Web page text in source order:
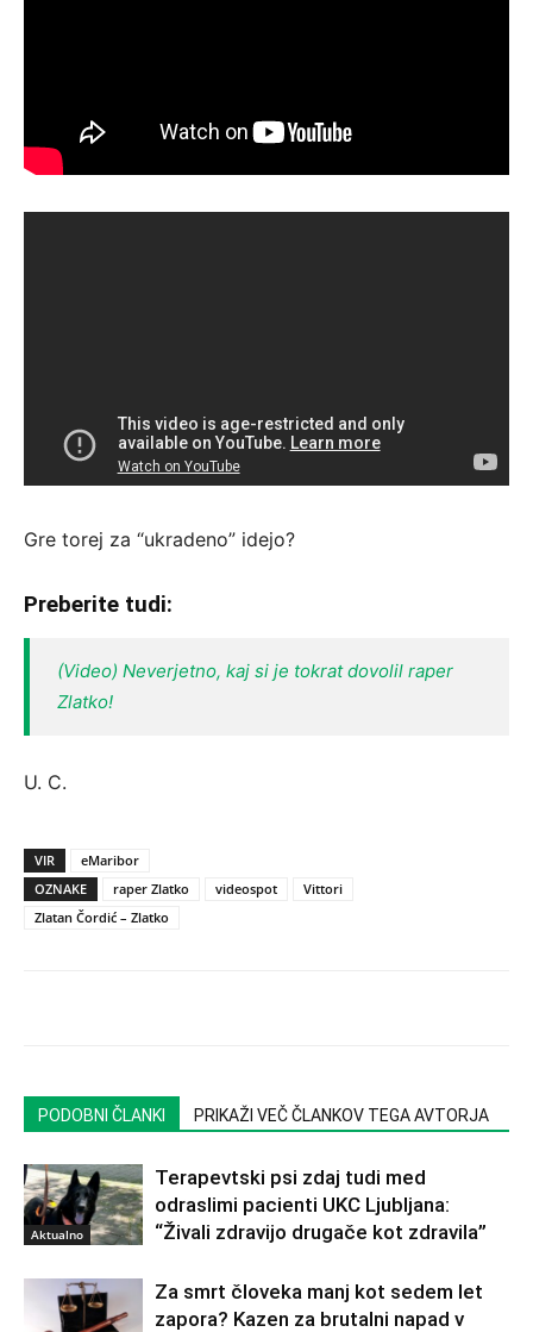
Gre torej za “ukradeno” idejo?
Preberite tudi:
(Video) Neverjetno, kaj si je tokrat dovolil raper
Zlatko!
U. C.
VIR
eMaribor
OZNAKE
raper Zlatko videospot
Vittori
Zlatan Čordić – Zlatko
PODOBNI ČLANKI PRIKAŽI VEČ ČLANKOV TEGA AVTORJA
Aktualno
Terapevtski psi zdaj tudi med
odraslimi pacienti UKC Ljubljana:
“Živali zdravijo drugače kot zdravila”
Za smrt človeka manj kot sedem let
zapora? Kazen za brutalni napad v